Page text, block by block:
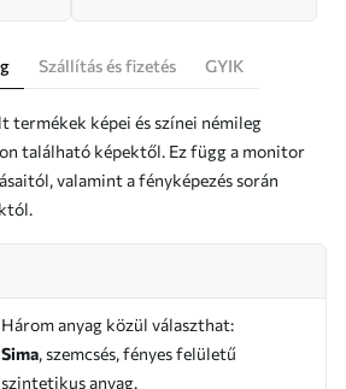
Szállítás és fizetés GYIK
termékek képei és színei némileg
található képektől. Ez függ a monitor
valamint a fényképezés során
Három anyag közül választhat:
Sima, szemcsés, fényes felületű
szintetikus anyag.